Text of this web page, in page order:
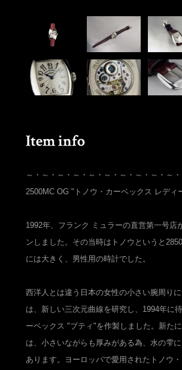
～・～・～・～・～・～・～・～・～・～
2500MC OG "トノウ・カーベックス レディ
1992年、フランク ミュラーの直営第一号店
ンしました。その当時はトノウというと
には大きく、男性用の時計でした。
西洋人とは違う日本の女性の小さい腕周り
は、新しい三次元曲線を研究し、1994年に
ーベックス "プティ"を作製しました。新た
は、小さいながらも厚みがある為、水の雫
あります。ヨーロッパで愛用されたトノウ